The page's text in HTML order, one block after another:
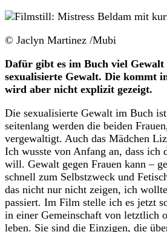
© Jaclyn Martinez /Mubi
Dafür gibt es im Buch viel Gewalt
sexualisierte Gewalt. Die kommt
wird aber nicht explizit gezeigt.
Die sexualisierte Gewalt im Buch
seitenlang werden die beiden
vergewaltigt. Auch das Mädchen
Ich wusste von Anfang an, dass ich
will. Gewalt gegen Frauen kann –
schnell zum Selbstzweck und
das nicht nur nicht zeigen, ich
passiert. Im Film stelle ich es jetzt
in einer Gemeinschaft von letztlich
leben. Sie sind die Einzigen, die